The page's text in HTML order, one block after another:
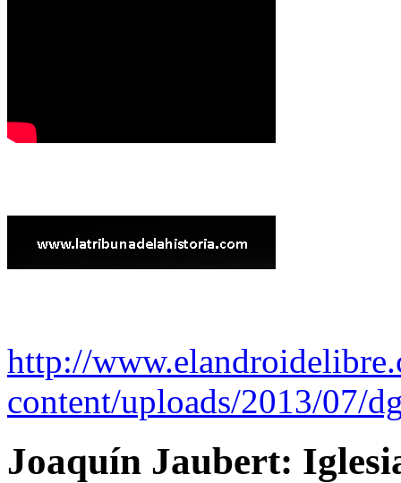
http://
content/uploads/2013/07/
Joaquín Jaubert: